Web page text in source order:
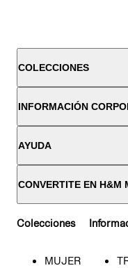
COLECCIONES
INFORMACIÓN
AYUDA
CONVERTITE EN H&M
Colecciones
MUJER